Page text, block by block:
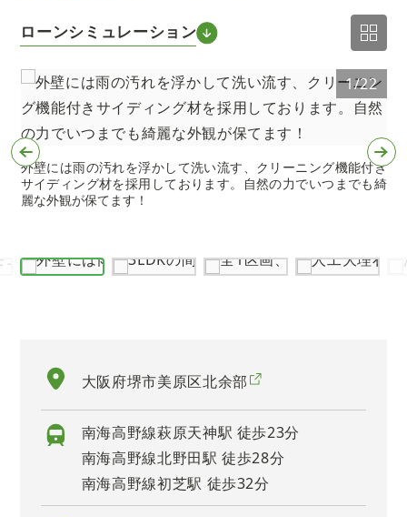
ローンシミュレーション
1/22
外壁には雨の汚れを浮かして洗い流す、クリーニング機能付き
サイディング材を採用しております。自然の力でいつまでも綺
麗な外観が保てます！
大阪府堺市美原区北余部
南海高野線萩原天神駅 徒歩23分
南海高野線北野田駅 徒歩28分
南海高野線初芝駅 徒歩32分